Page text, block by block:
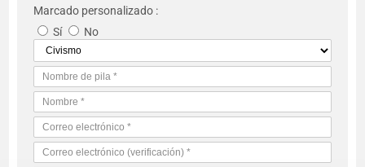
Marcado personalizado :
Sí
No